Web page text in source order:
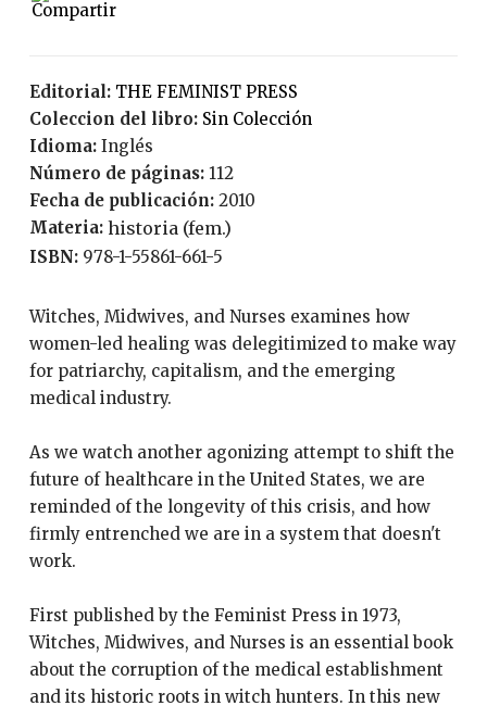
Editorial:
THE FEMINIST PRESS
Coleccion del libro:
Sin Colección
Idioma: Inglés
Número de páginas: 112
Fecha de publicación:
2010
Materia: historia (fem.)
ISBN: 978-1-55861-661-5
Witches, Midwives, and Nurses examines how
women-led healing was delegitimized to make way
for patriarchy, capitalism, and the emerging
medical industry.
As we watch another agonizing attempt to shift the
future of healthcare in the United States, we are
reminded of the longevity of this crisis, and how
firmly entrenched we are in a system that doesn't
work.
First published by the Feminist Press in 1973,
Witches, Midwives, and Nurses is an essential book
about the corruption of the medical establishment
and its historic roots in witch hunters. In this new